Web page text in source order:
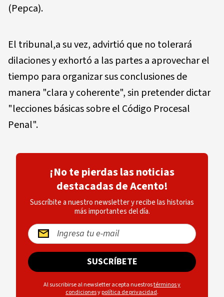
(Pepca).
El tribunal,a su vez, advirtió que no tolerará
dilaciones y exhortó a las partes a aprovechar el
tiempo para organizar sus conclusiones de
manera "clara y coherente", sin pretender dictar
"lecciones básicas sobre el Código Procesal
Penal".
¡No te pierdas las noticias
destacadas de Acento!
Suscríbite a nuestro newsletter y recibe las historias
más importantes del día.
SUSCRÍBETE
Al suscribirse al newsletter acepta nuestrostérminos y
condicionesypolítica de privacidad.